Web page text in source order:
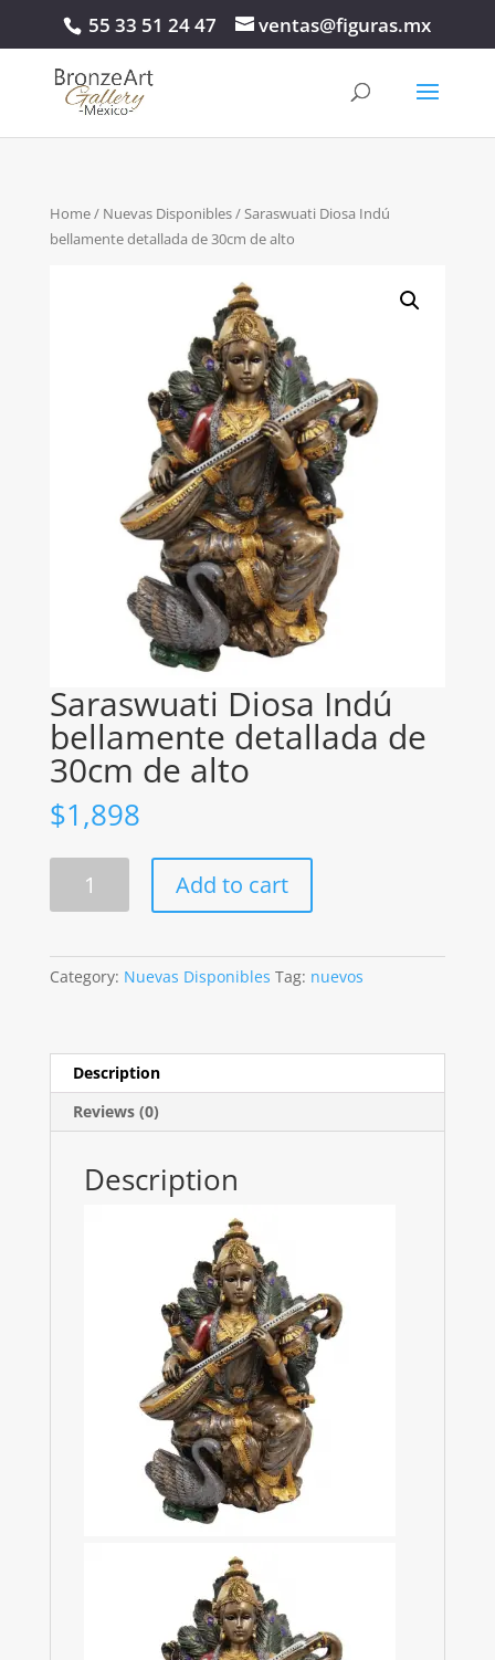
55 33 51 24 47 ventas@figuras.mx
Home/ Nuevas Disponibles/ Saraswuati Diosa Indú
bellamente detallada de 30cm de alto
Saraswuati Diosa Indú
bellamente detallada de
30cm de alto
$1,898
detallada
alto
quantity
Add to cart
Category: Nuevas Disponibles Tag: nuevos
Description
Reviews (0)
Description